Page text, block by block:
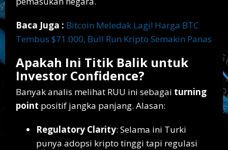
Baca Juga : Bitcoin Meledak Lagi! Harga BTC
Tembus $71.000, Bull Run Kripto Semakin Panas
Apakah Ini Titik Balik untuk
Investor Confidence?
Banyak analis melihat RUU ini sebagai turning
point positif jangka panjang. Alasan:
Regulatory Clarity: Selama ini Turki
punya adopsi kripto tinggi tapi regulasi